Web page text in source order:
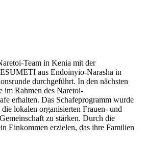
Team in Kenia mit der
aus Endoinyio-Narasha in
durchgeführt. In den nächsten
im Rahmen des Naretoi-
erhalten. Das Schafeprogramm wurde
lokalen organisierten Frauen- und
zu stärken. Durch die
Einkommen erzielen, das ihre Familien